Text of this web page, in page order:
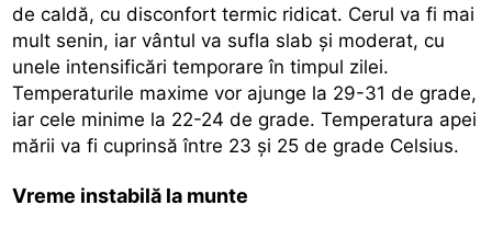
de caldă, cu disconfort termic ridicat. Cerul va fi mai
mult senin, iar vântul va sufla slab și moderat, cu
unele intensificări temporare în timpul zilei.
Temperaturile maxime vor ajunge la 29-31 de grade,
iar cele minime la 22-24 de grade. Temperatura apei
mării va fi cuprinsă între 23 și 25 de grade Celsius.
Vreme instabilă la munte